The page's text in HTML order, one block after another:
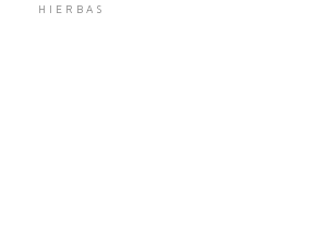
HIERBAS